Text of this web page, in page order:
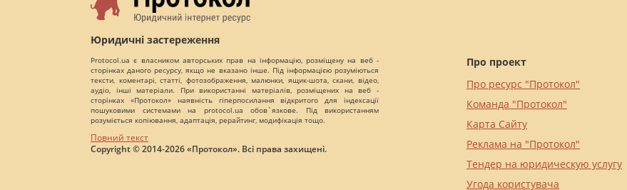
Юридичні застереження
Protocol.ua є власником авторських прав на інформацію, розміщену на веб -
сторінках даного ресурсу, якщо не вказано інше. Під інформацією розуміються
тексти, коментарі, статті, фотозображення, малюнки, ящик-шота, скани, відео,
аудіо, інші матеріали. При використанні матеріалів, розміщених на веб -
сторінках «Протокол» наявність гіперпосилання відкритого для індексації
пошуковими системами на protocol.ua обов`язкове. Під використанням
розуміється копіювання, адаптація, рерайтинг, модифікація тощо.
Повний текст
Copyright © 2014-2026 «Протокол». Всі права захищені.
Про проект
Про ресурс "Протокол"
Команда "Протокол"
Карта Сайту
Реклама на "Протокол"
Тендер на юридическую услугу
Угода користувача